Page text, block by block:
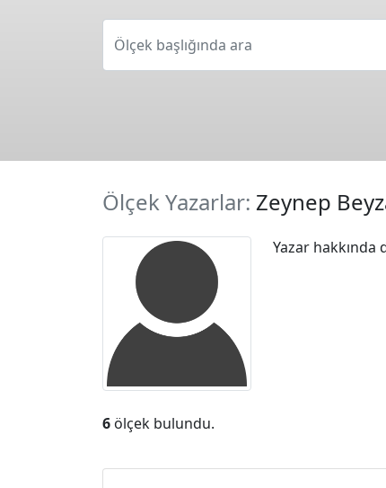
Ölçek başlığında ara
Ölçek Yazarlar: Zeynep
Yazar hakkında
6 ölçek bulundu.